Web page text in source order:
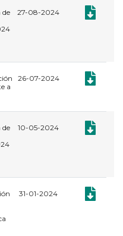
27-08-2024
a
26-07-2024
10-05-2024
31-01-2024